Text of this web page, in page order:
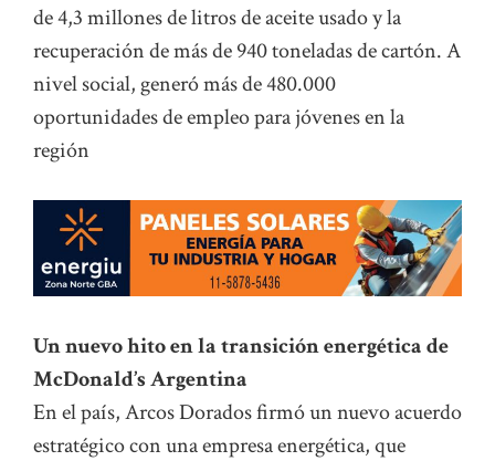
de 4,3 millones de litros de aceite usado y la
recuperación de más de 940 toneladas de cartón. A
nivel social, generó más de 480.000
oportunidades de empleo para jóvenes en la
región
Un nuevo hito en la transición energética de
McDonald’s Argentina
En el país, Arcos Dorados firmó un nuevo acuerdo
estratégico con una empresa energética, que